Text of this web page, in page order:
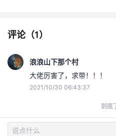
评论（1）
浪浪山下那个村
大佬厉害了，求带！！！
2021/10/30 06:43:37
到底